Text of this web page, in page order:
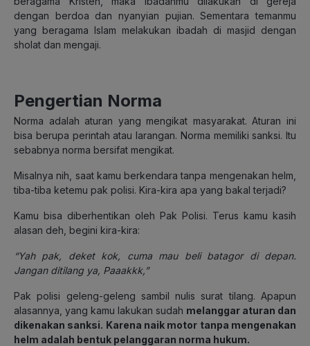
dengan berdoa dan nyanyian pujian. Sementara temanmu
yang beragama Islam melakukan ibadah di masjid dengan
sholat dan mengaji.
Pengertian Norma
Norma adalah aturan yang mengikat masyarakat. Aturan ini
bisa berupa perintah atau larangan. Norma memiliki sanksi. Itu
sebabnya norma bersifat mengikat.
Misalnya nih, saat kamu berkendara tanpa mengenakan helm,
tiba-tiba ketemu pak polisi. Kira-kira apa yang bakal terjadi?
Kamu bisa diberhentikan oleh Pak Polisi. Terus kamu kasih
alasan deh, begini kira-kira:
“Yah pak, deket kok, cuma mau beli batagor di depan.
Jangan ditilang ya, Paaakkk,”
Pak polisi geleng-geleng sambil nulis surat tilang. Apapun
alasannya, yang kamu lakukan sudah melanggar aturan dan
dikenakan sanksi. Karena naik motor tanpa mengenakan
helm adalah bentuk pelanggaran norma hukum.